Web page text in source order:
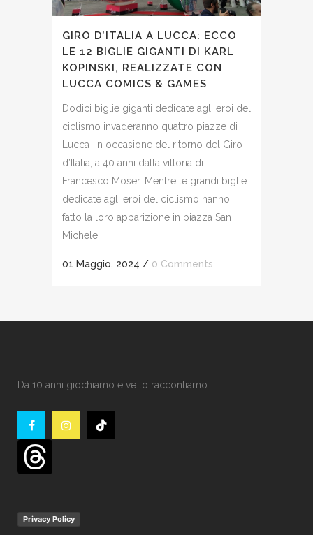
GIRO D’ITALIA A LUCCA: ECCO
LE 12 BIGLIE GIGANTI DI KARL
KOPINSKI, REALIZZATE CON
LUCCA COMICS & GAMES
Dodici biglie giganti dedicate agli eroi del
ciclismo invaderanno quattro piazze di
Lucca in occasione del ritorno del Giro
d’Italia, a 40 anni dalla vittoria di
Francesco Moser. Mentre le grandi biglie
dedicate agli eroi del ciclismo hanno
fatto la loro apparizione in piazza San
Michele,...
01 Maggio, 2024 / 0 Comments
Da 10 anni giochiamo e ve lo raccontiamo.
Privacy Policy